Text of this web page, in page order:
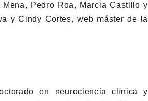
Pedro Roa, Marcia Castillo y
y Cindy Cortes, web máster de la
en neurociencia clínica y